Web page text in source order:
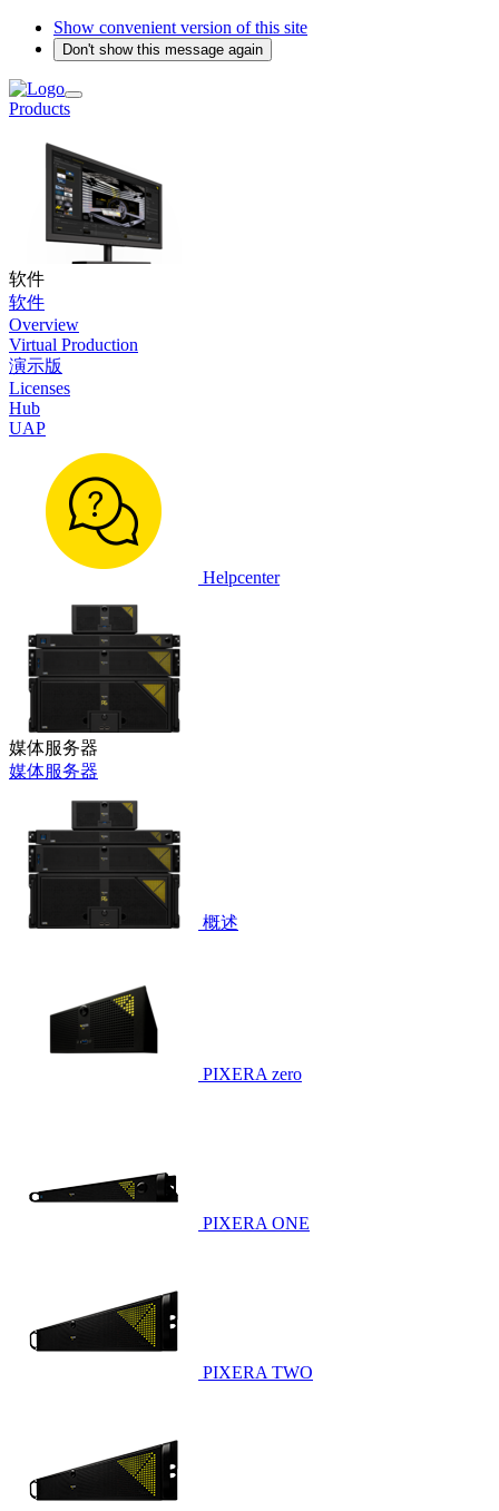
Show convenient version of this site
Don't show this message again
Products
软件
软件
Overview
Virtual Production
演示版
Licenses
Hub
UAP
Helpcenter
媒体服务器
媒体服务器
概述
PIXERA zero
PIXERA ONE
PIXERA TWO